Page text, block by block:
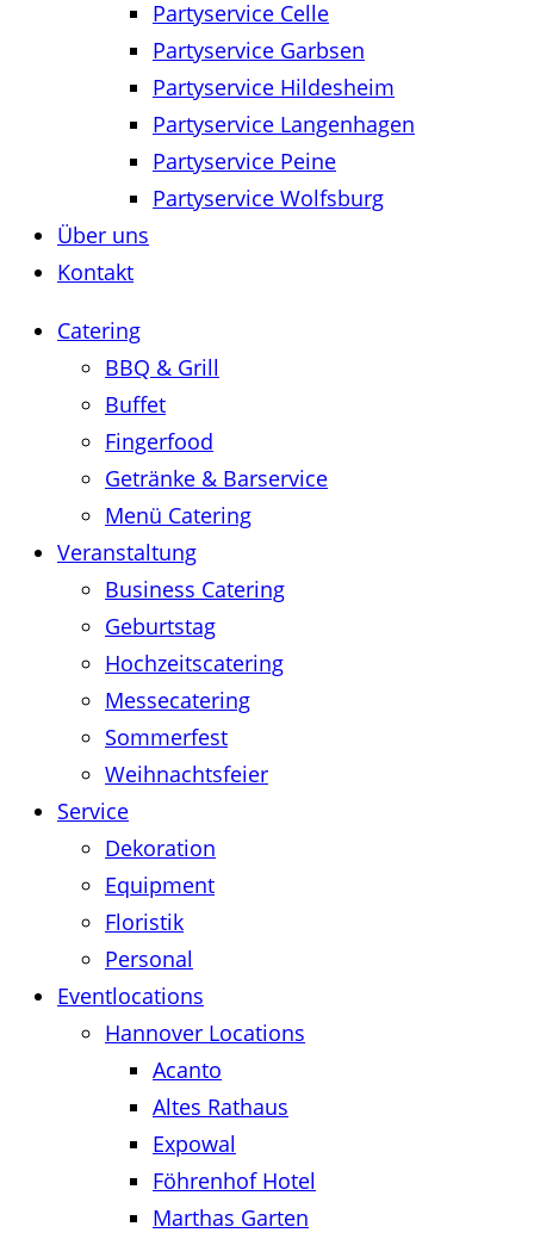
Partyservice Celle
Partyservice Garbsen
Partyservice Hildesheim
Partyservice Langenhagen
Partyservice Peine
Partyservice Wolfsburg
Über uns
Kontakt
Catering
BBQ & Grill
Buffet
Fingerfood
Getränke & Barservice
Menü Catering
Veranstaltung
Business Catering
Geburtstag
Hochzeitscatering
Messecatering
Sommerfest
Weihnachtsfeier
Service
Dekoration
Equipment
Floristik
Personal
Eventlocations
Hannover Locations
Acanto
Altes Rathaus
Expowal
Föhrenhof Hotel
Marthas Garten